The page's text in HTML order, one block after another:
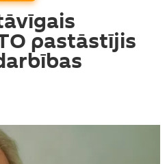
pastāstījis